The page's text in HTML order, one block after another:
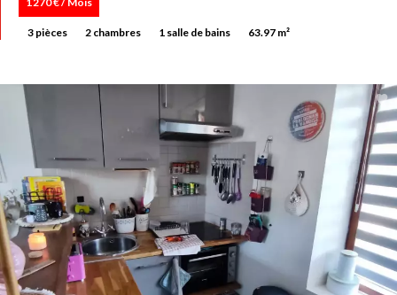
3 pièces 2 chambres 1 salle de bains 63.97 m²